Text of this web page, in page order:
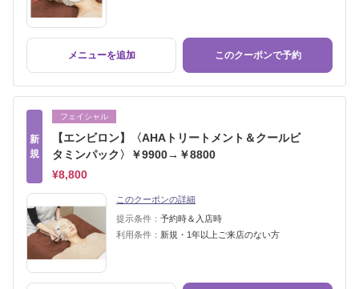
メニューを追加 このクーポンで予約
新
規
フェイシャル
【エンビロン】〈AHAトリートメント＆クールビ
タミンパック〉￥9900→￥8800
¥8,800
このクーポンの詳細
提示条件： 予約時＆入店時
利用条件： 新規・1年以上ご来店のない方